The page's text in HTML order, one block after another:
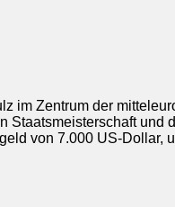
im Zentrum der
Staatsmeisterschaft und
von 7.000 US-Dollar,